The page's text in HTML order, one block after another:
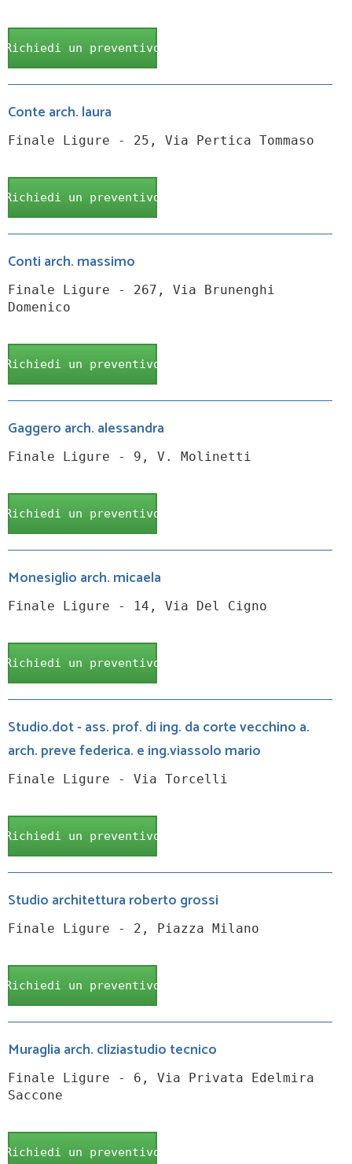
Richiedi un preventivo
Conte arch. laura
Finale Ligure - 25, Via Pertica Tommaso
Richiedi un preventivo
Conti arch. massimo
Finale Ligure - 267, Via Brunenghi
Domenico
Richiedi un preventivo
Gaggero arch. alessandra
Finale Ligure - 9, V. Molinetti
Richiedi un preventivo
Monesiglio arch. micaela
Finale Ligure - 14, Via Del Cigno
Richiedi un preventivo
Studio.dot - ass. prof. di ing. da corte vecchino a.
arch. preve federica. e ing.viassolo mario
Finale Ligure - Via Torcelli
Richiedi un preventivo
Studio architettura roberto grossi
Finale Ligure - 2, Piazza Milano
Richiedi un preventivo
Muraglia arch. cliziastudio tecnico
Finale Ligure - 6, Via Privata Edelmira
Saccone
Richiedi un preventivo